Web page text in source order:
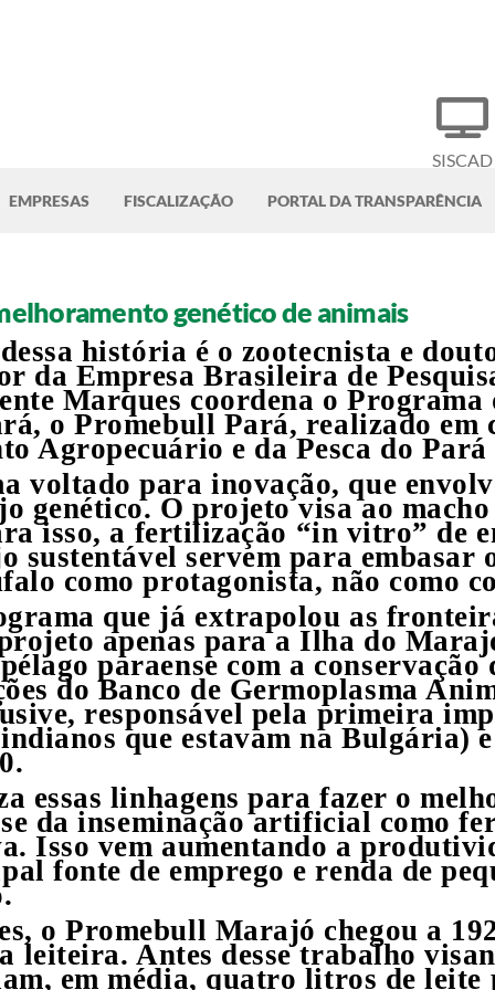
SISCAD
EMPRESAS FISCALIZAÇÃO PORTAL DA TRANSPARÊNCIA
genético de animais
história é o zootecnista e
da Empresa Brasileira de
Marques coordena o
o Promebull Pará, realizado em
Agropecuário e da Pesca do Pará
voltado para inovação, que
genético. O projeto visa ao
isso, a fertilização “in vitro” de
sustentável servem para embasar
como protagonista, não como
que já extrapolou as
apenas para a Ilha do
paraense com a conservação
do Banco de Germoplasma
responsável pela primeira
que estavam na Bulgária)
essas linhagens para fazer o
da inseminação artificial como
Isso vem aumentando a
fonte de emprego e renda de
o Promebull Marajó chegou a
leiteira. Antes desse trabalho
em média, quatro litros de